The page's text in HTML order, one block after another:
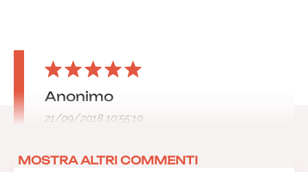
Anonimo
21/09/2018 10:55:10
MOSTRA ALTRI COMMENTI